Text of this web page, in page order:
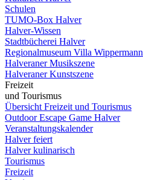
Schulen
TUMO-Box Halver
Halver-Wissen
Stadtbücherei Halver
Regionalmuseum Villa Wippermann
Halveraner Musikszene
Halveraner Kunstszene
Freizeit
und Tourismus
Übersicht Freizeit und Tourismus
Outdoor Escape Game Halver
Veranstaltungskalender
Halver feiert
Halver kulinarisch
Tourismus
Freizeit